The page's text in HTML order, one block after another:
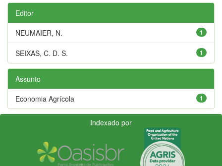
Editor
1
NEUMAIER, N.
1
SEIXAS, C. D. S.
Assunto
1
Economia Agrícola
Indexado por